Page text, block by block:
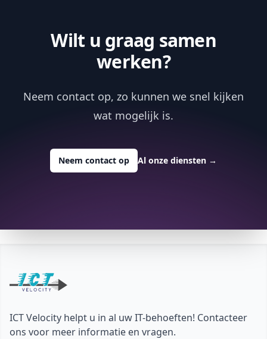
Wilt u graag samen
werken?
Neem contact op, zo kunnen we snel kijken
wat mogelijk is.
Neem contact op Al onze diensten →
ICT Velocity helpt u in al uw IT-behoeften! Contacteer
ons voor meer informatie en vragen.